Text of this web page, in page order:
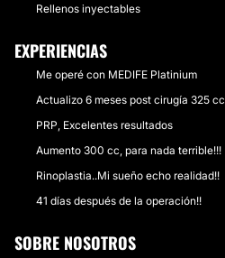
Rellenos inyectables
EXPERIENCIAS
Me operé con MEDIFE Platinium
Actualizo 6 meses post cirugía 325 cc
PRP, Excelentes resultados
Aumento 300 cc, para nada terrible!!!
Rinoplastia..Mi sueño echo realidad!!
41 días después de la operación!!
SOBRE NOSOTROS